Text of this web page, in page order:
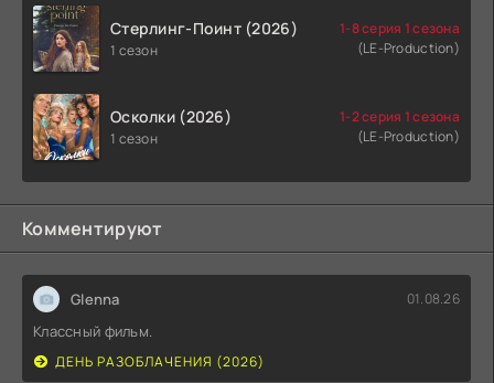
Стерлинг-Поинт (2026)
1 сезон
1-8 серия 1 сезона
(LE-Production)
Осколки (2026)
1 сезон
1-2 серия 1 сезона
(LE-Production)
Комментируют
Glenna 01.08.26
Классный фильм.
ДЕНЬ РАЗОБЛАЧЕНИЯ (2026)